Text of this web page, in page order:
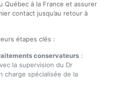
Québec à la France et assurer
contact jusqu’au retour à
étapes clés :
conservateurs:
la supervision du Dr
charge spécialisée de la